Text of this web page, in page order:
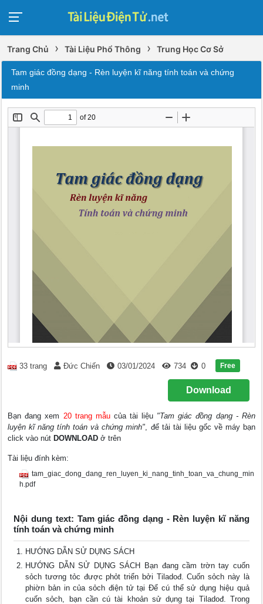
Trang Chủ › Tài Liệu Phổ Thông › Trung Học Cơ Sở
Tam giác đồng dạng - Rèn luyện kĩ năng tính toán và chứng
minh
33 trang Đức Chiến 03/01/2024 734 0 Free
Download
Bạn đang xem 20 trang mẫucủa tài liệu "Tam giác đồng dạng - Rèn
luyện kĩ năng tính toán và chứng minh", để tải tài liệu gốc về máy bạn
click vào nút DOWNLOAD ở trên
Tài liệu đính kèm:
tam_giac_dong_dang_ren_luyen_ki_nang_tinh_toan_va_chung_min
h.pdf
Nội dung text: Tam giác đồng dạng - Rèn luyện kĩ năng
tính toán và chứng minh
HƯỚNG DẪN SỬ DỤNG SÁCH
HƯỚNG DẪN SỬ DỤNG SÁCH Bạn đang cầm trờn tay cuốn
sỏch tương tỏc được phỏt triển bởi Tiladođ. Cuốn sỏch này là
phiờn bản in của sỏch điện tử tại Để cú thể sử dụng hiệu quả
cuốn sỏch, bạn cần cú tài khoản sử dụng tại Tiladođ. Trong